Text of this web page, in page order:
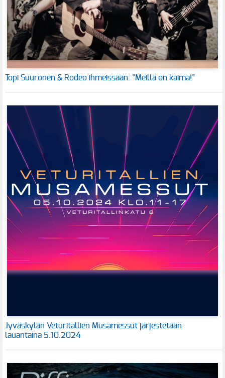
Topi Suuronen & Rodeo ihmeissään: "Meillä on kaima!"
Jyväskylän Veturitallien Musamessut järjestetään
lauantaina 5.10.2024